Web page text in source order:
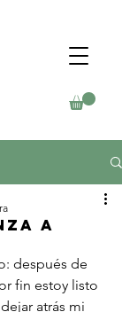
a
después de
fin estoy listo
atrás mi